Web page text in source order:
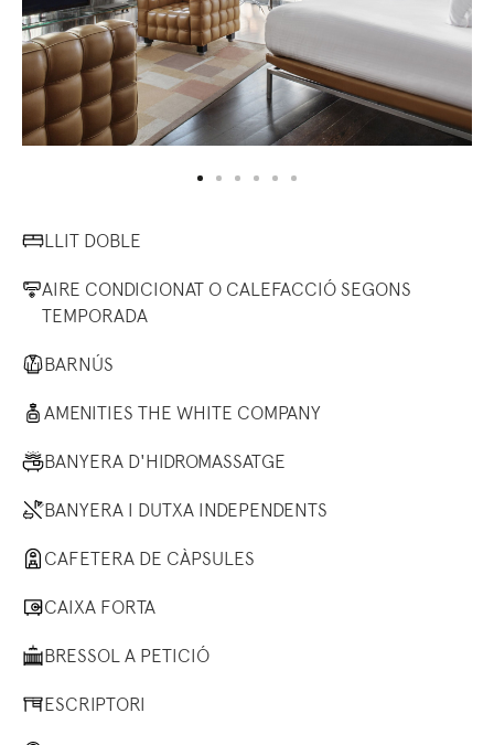
LLIT DOBLE
AIRE CONDICIONAT O CALEFACCIÓ SEGONS
TEMPORADA
BARNÚS
AMENITIES THE WHITE COMPANY
BANYERA D'HIDROMASSATGE
BANYERA I DUTXA INDEPENDENTS
CAFETERA DE CÀPSULES
CAIXA FORTA
BRESSOL A PETICIÓ
ESCRIPTORI